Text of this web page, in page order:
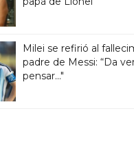
Milei se refirió al
padre de Messi: “Da
pensar..."